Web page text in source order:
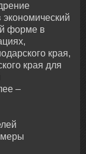
экономический
форме в
края,
края для
–